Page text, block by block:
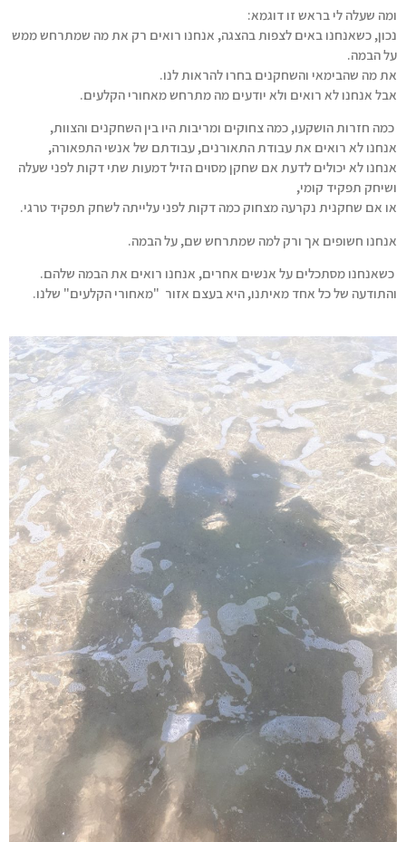
ומה שעלה לי בראש זו דוגמא:
נכון, כשאנחנו באים לצפות בהצגה, אנחנו רואים רק את מה שמתרחש ממש
על הבמה.
את מה שהבימאי והשחקנים בחרו להראות לנו.
אבל אנחנו לא רואים ולא יודעים מה מתרחש מאחורי הקלעים.
כמה חזרות הושקעו, כמה צחוקים ומריבות היו בין השחקנים והצוות,
אנחנו לא רואים את עבודת התאורנים, עבודתם של אנשי התפאורה,
אנחנו לא יכולים לדעת אם שחקן מסוים הזיל דמעות שתי דקות לפני שעלה
ושיחק תפקיד קומי,
או אם שחקנית נקרעה מצחוק כמה דקות לפני עלייתה לשחק תפקיד טרגי.
אנחנו חשופים אך ורק למה שמתרחש שם, על הבמה.
כשאנחנו מסתכלים על אנשים אחרים, אנחנו רואים את הבמה שלהם.
והתודעה של כל אחד מאיתנו, היא בעצם אזור "מאחורי הקלעים" שלנו.